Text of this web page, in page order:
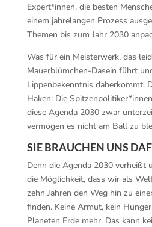
Expert*innen, die besten
einem jahrelangen Prozess
Themen bis zum Jahr 2030
Was für ein Meisterwerk, das
Mauerblümchen-Dasein führt
Lippenbekenntnis daherkommt.
Haken: Die
diese Agenda 2030 zwar
vermögen es nicht am Ball zu
SIE BRAUCHEN UNS
Denn die Agenda 2030 verheißt
die Möglichkeit, dass wir als
zehn Jahren den Weg hin zu
finden. Keine Armut, kein
Planeten Erde mehr. Das kann